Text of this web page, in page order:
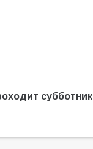
субботник